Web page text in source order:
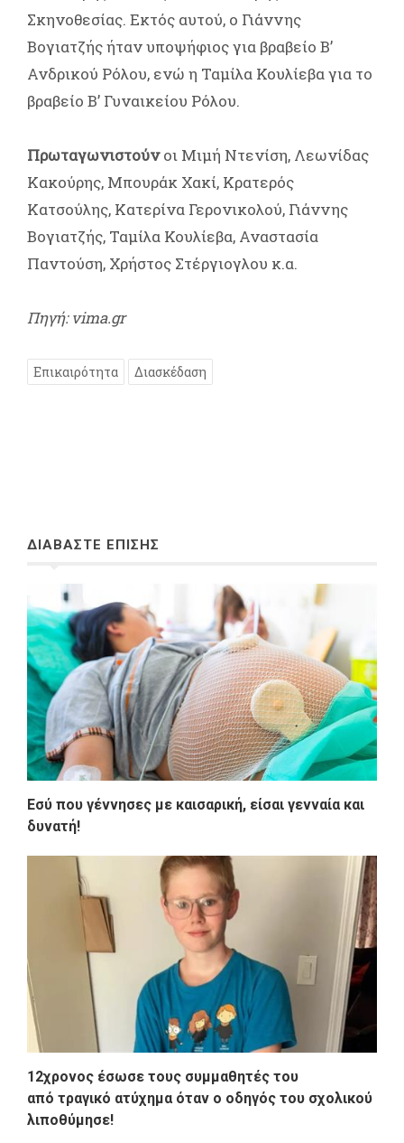
Σκηνοθεσίας. Εκτός αυτού, ο Γιάννης
Βογιατζής ήταν υποψήφιος για βραβείο Β’
Ανδρικού Ρόλου, ενώ η Ταμίλα Κουλίεβα για το
βραβείο Β’ Γυναικείου Ρόλου.
Πρωταγωνιστούνοι Μιμή Ντενίση, Λεωνίδας
Κακούρης, Μπουράκ Χακί, Κρατερός
Κατσούλης, Κατερίνα Γερονικολού, Γιάννης
Βογιατζής, Ταμίλα Κουλίεβα, Αναστασία
Παντούση, Χρήστος Στέργιογλου κ.α.
Πηγή: vima.gr
Επικαιρότητα Διασκέδαση
ΔΙΑΒΑΣΤΕ ΕΠΙΣΗΣ
Εσύ που γέννησες με καισαρική, είσαι γενναία και
δυνατή!
12χρονος έσωσε τους συμμαθητές του
από τραγικό ατύχημα όταν ο οδηγός του σχολικού
λιποθύμησε!